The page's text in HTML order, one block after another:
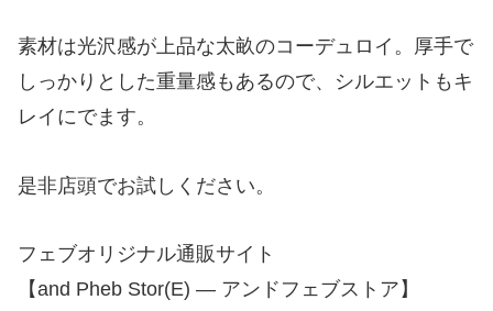
素材は光沢感が上品な太畝のコーデュロイ。厚手で
しっかりとした重量感もあるので、シルエットもキ
レイにでます。
是非店頭でお試しください。
フェブオリジナル通販サイト
【and Pheb Stor(E) — アンドフェブストア】